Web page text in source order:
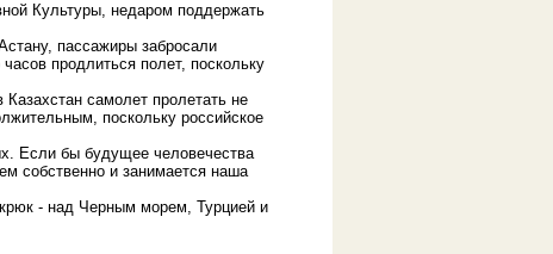
Культуры, недаром поддержать
пассажиры забросали
продлиться полет, поскольку
самолет пролетать не
поскольку российское
Если бы будущее человечества
собственно и занимается наша
- над Черным морем, Турцией и